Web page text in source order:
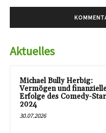
Aktuelles
Michael Bully Herbig:
Vermögen und
Erfolge des Comedy-
2024
30.07.2026